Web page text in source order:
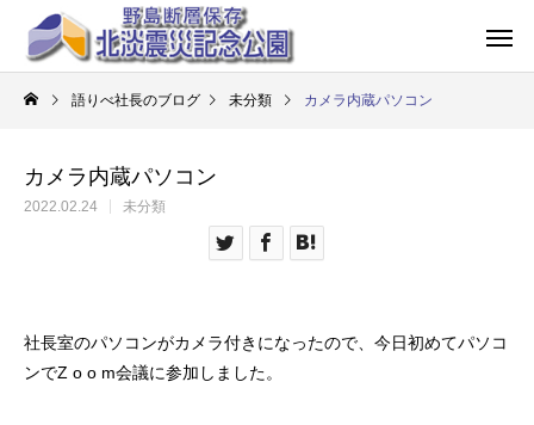
語りべ社長のブログ 未分類 カメラ内蔵パソコン
カメラ内蔵パソコン
2022.02.24 未分類
社長室のパソコンがカメラ付きになったので、今日初めてパソコ
ンでZ o o m会議に参加しました。